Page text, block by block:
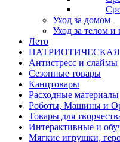
Уход за домом
Уход за телом и
Лето
Антистресс и слаймы
Сезонные товары
Канцтовары
Расходные материалы
Роботы, Машины и
Товары для
Интерактивные и
Мягкие игрушки,